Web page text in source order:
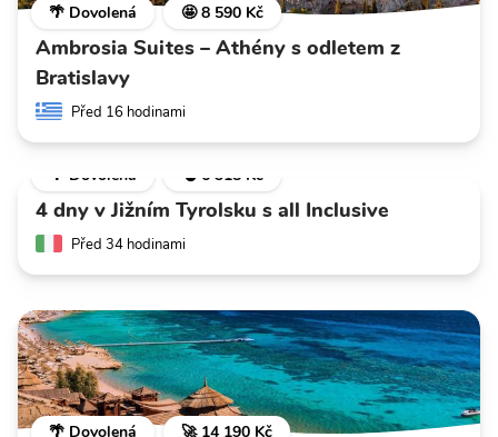
🌴 Dovolená 🤩 8 590 Kč
Ambrosia Suites – Athény s odletem z
Bratislavy
Před 16 hodinami
🌴 Dovolená 💣 6 318 Kč
4 dny v Jižním Tyrolsku s all Inclusive
Před 34 hodinami
🌴 Dovolená 🚀 14 190 Kč